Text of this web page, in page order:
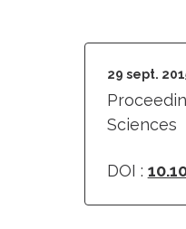
29 sept.
Sciences
DOI :